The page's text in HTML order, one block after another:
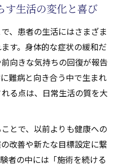
す生活の変化と喜び
、患者の生活にはさまざま
す。身体的な症状の緩和だ
向きな気持ちの回復が報告
難病と向き合う中で生まれ
る点は、日常生活の質を大
とで、以前よりも健康への
改善や新たな目標設定に繋
者の中には「施術を続ける